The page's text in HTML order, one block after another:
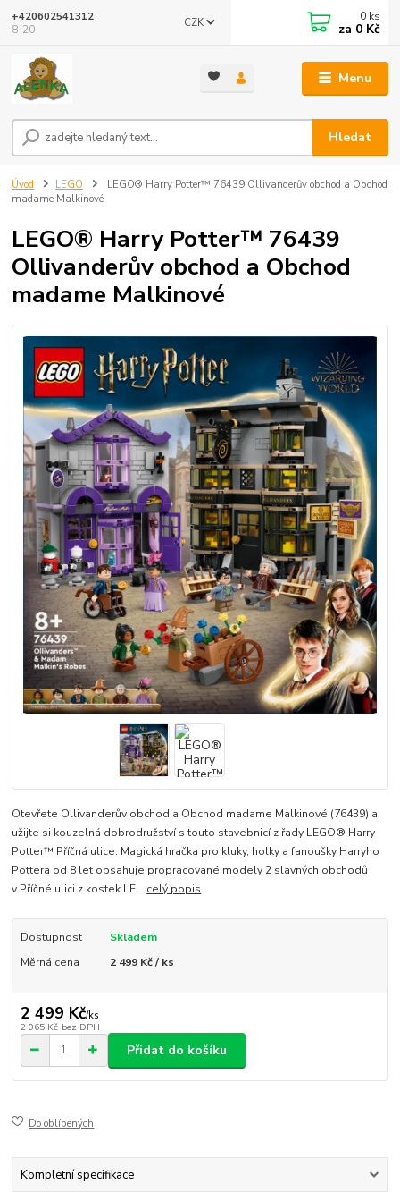
Menu
CZK
Hledat
+420602541312
8-20
0 ks
za 0 Kč
Úvod LEGO
LEGO® Harry Potter™ 76439 Ollivanderův obchod a Obchod
madame Malkinové
LEGO® Harry Potter™ 76439
Ollivanderův obchod a Obchod
madame Malkinové
Otevřete Ollivanderův obchod a Obchod madame Malkinové (76439) a
užijte si kouzelná dobrodružství s touto stavebnicí z řady LEGO® Harry
Potter™ Příčná ulice. Magická hračka pro kluky, holky a fanoušky Harryho
Pottera od 8 let obsahuje propracované modely 2 slavných obchodů
v Příčné ulici z kostek LE... celý popis
Dostupnost
Skladem
Měrná cena
2 499 Kč / ks
2 499 Kč/ks
2 065 Kč bez DPH
Přidat do košíku
Do oblíbených
Kompletní specifikace